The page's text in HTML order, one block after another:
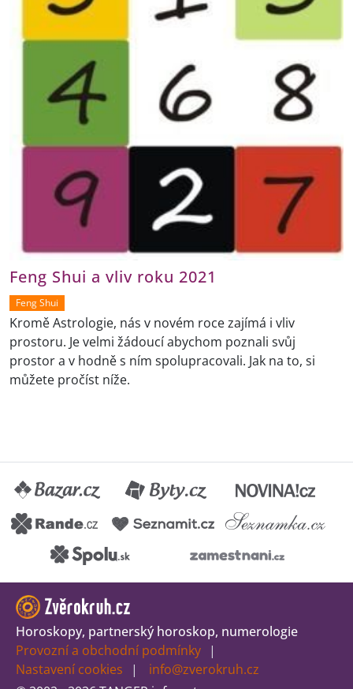
Feng Shui a vliv roku 2021
Feng Shui
Kromě Astrologie, nás v novém roce zajímá i vliv
prostoru. Je velmi žádoucí abychom poznali svůj
prostor a v hodně s ním spolupracovali. Jak na to, si
můžete pročíst níže.
Horoskopy, partnerský horoskop, numerologie
Provozní a obchodní podmínky
Nastavení cookies
info@zverokruh.cz